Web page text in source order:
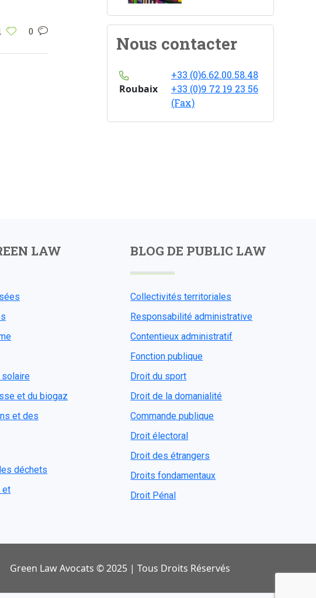
0
Nous contacter
Roubaix
+33 (0)6.62.00.58.48
+33 (0)9 72 19 23 56
(Fax)
LAW
solaire
et du biogaz
et des
déchets
et
BLOG DE PUBLIC LAW
Collectivités territoriales
Responsabilité administrative
Contentieux administratif
Fonction publique
Droit du sport
Droit de la domanialité
Commande publique
Droit électoral
Droit des étrangers
Droits fondamentaux
Droit Pénal
Green Law Avocats © 2025 | Tous Droits Réservés